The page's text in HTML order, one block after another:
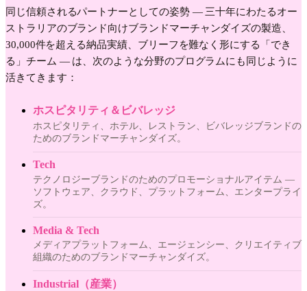
同じ信頼されるパートナーとしての姿勢 — 三十年にわたるオー
ストラリアのブランド向けブランドマーチャンダイズの製造、
30,000件を超える納品実績、ブリーフを難なく形にする「でき
る」チーム — は、次のような分野のプログラムにも同じように
活きてきます：
ホスピタリティ＆ビバレッジ
ホスピタリティ、ホテル、レストラン、ビバレッジブランドの
ためのブランドマーチャンダイズ。
Tech
テクノロジーブランドのためのプロモーショナルアイテム —
ソフトウェア、クラウド、プラットフォーム、エンタープライ
ズ。
Media & Tech
メディアプラットフォーム、エージェンシー、クリエイティブ
組織のためのブランドマーチャンダイズ。
Industrial（産業）